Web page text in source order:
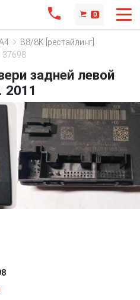
0
B8/8K [рестайлинг]
37698
задней левой
2011